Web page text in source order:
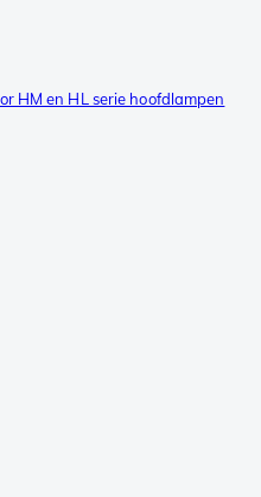
HM en HL serie hoofdlampen